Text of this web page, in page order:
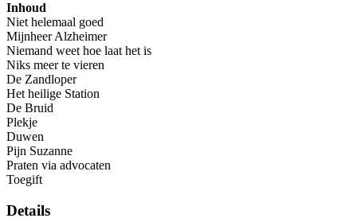
Inhoud
Niet helemaal goed
Mijnheer Alzheimer
Niemand weet hoe laat het is
Niks meer te vieren
De Zandloper
Het heilige Station
De Bruid
Plekje
Duwen
Pijn Suzanne
Praten via advocaten
Toegift
Details